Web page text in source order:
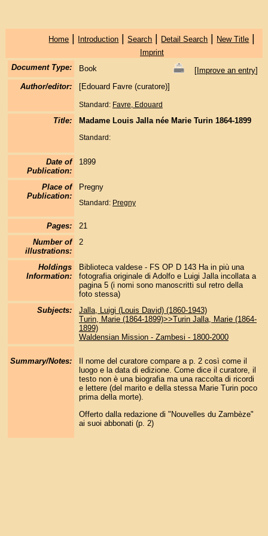
Home | Introduction |Search | Detail Search | New Title |
Imprint
Document Type:
Book [Improve an entry]
Author/editor:
[Edouard Favre (curatore)]
Standard: Favre, Edouard
Title: Madame Louis Jalla née Marie Turin 1864-1899
Standard:
Date of
Publication:
1899
Place of
Publication:
Pregny
Standard: Pregny
Pages:
21
Number of
illustrations:
2
Holdings
Information:
Biblioteca valdese - FS OP D 143 Ha in più una
fotografia originale di Adolfo e Luigi Jalla incollata a
pagina 5 (i nomi sono manoscritti sul retro della
foto stessa)
Subjects:
Jalla, Luigi (Louis David) (1860-1943)
Turin, Marie (1864-1899)>>Turin Jalla, Marie (1864-
1899)
Waldensian Mission - Zambesi - 1800-2000
Summary/Notes:
Il nome del curatore compare a p. 2 così come il
luogo e la data di edizione. Come dice il curatore, il
testo non è una biografia ma una raccolta di ricordi
e lettere (del marito e della stessa Marie Turin poco
prima della morte).
Offerto dalla redazione di "Nouvelles du Zambèze"
ai suoi abbonati (p. 2)